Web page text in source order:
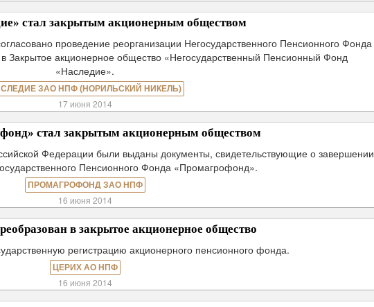
стал закрытым акционерным обществом
проведение реорганизации Негосударственного Пенсионного Фонда
Закрытое акционерное общество «Негосударственный Пенсионный Фонд
«Наследие».
ЗАО НПФ (НОРИЛЬСКИЙ НИКЕЛЬ)
17 июня 2014
стал закрытым акционерным обществом
Федерации были выданы документы, свидетельствующие о завершении
Пенсионного Фонда «Промагрофонд».
ПРОМАГРОФОНД ЗАО НПФ
16 июня 2014
в закрытое акционерное общество
регистрацию акционерного пенсионного фонда.
ЦЕРИХ АО НПФ
16 июня 2014